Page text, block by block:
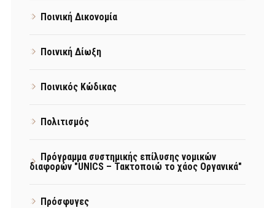
Ποινική Δικονομία
Ποινική Δίωξη
Ποινικός Κώδικας
Πολιτισμός
Πρόγραμμα συστημικής επίλυσης νομικών
διαφορών "UNICS – Τακτοποιώ το χάος Οργανικά"
Πρόσφυγες